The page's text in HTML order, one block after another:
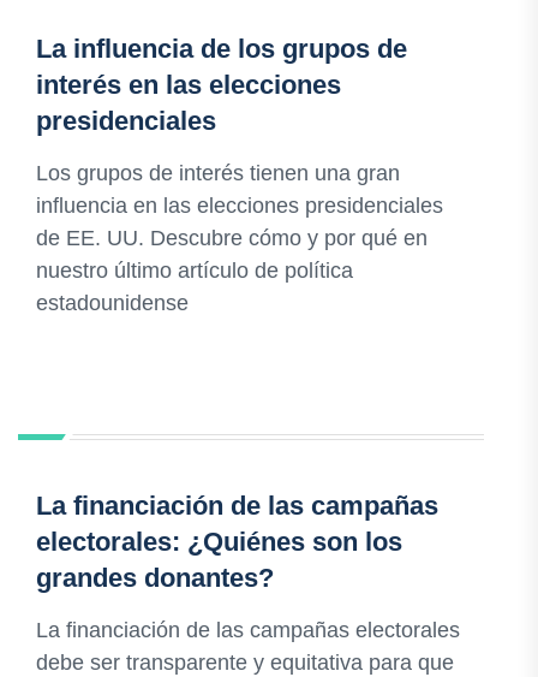
La influencia de los grupos de
interés en las elecciones
presidenciales
Los grupos de interés tienen una gran
influencia en las elecciones presidenciales
de EE. UU. Descubre cómo y por qué en
nuestro último artículo de política
estadounidense
La financiación de las campañas
electorales: ¿Quiénes son los
grandes donantes?
La financiación de las campañas electorales
debe ser transparente y equitativa para que